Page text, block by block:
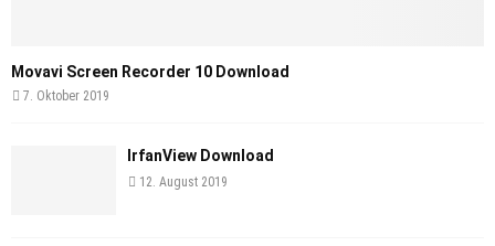
Movavi Screen Recorder 10 Download
7. Oktober 2019
IrfanView Download
12. August 2019